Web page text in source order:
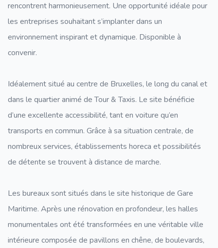
rencontrent harmonieusement. Une opportunité idéale pour
les entreprises souhaitant s’implanter dans un
environnement inspirant et dynamique. Disponible à
convenir.
Idéalement situé au centre de Bruxelles, le long du canal et
dans le quartier animé de Tour & Taxis. Le site bénéficie
d’une excellente accessibilité, tant en voiture qu’en
transports en commun. Grâce à sa situation centrale, de
nombreux services, établissements horeca et possibilités
de détente se trouvent à distance de marche.
Les bureaux sont situés dans le site historique de Gare
Maritime. Après une rénovation en profondeur, les halles
monumentales ont été transformées en une véritable ville
intérieure composée de pavillons en chêne, de boulevards,